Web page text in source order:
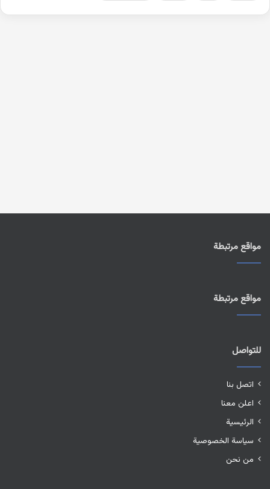
مواقع مرتبطة
مواقع مرتبطة
للتواصل
اتصل بنا
اعلن معنا
الرئيسية
سياسة الخصوصية
من نحن